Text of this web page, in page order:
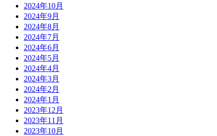
2024年10月
2024年9月
2024年8月
2024年7月
2024年6月
2024年5月
2024年4月
2024年3月
2024年2月
2024年1月
2023年12月
2023年11月
2023年10月